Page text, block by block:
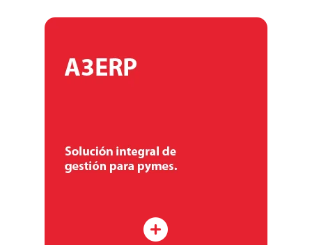
A3ERP es el software de gestión
integral para PYMES que unifica las
diferentes áreas de la empresa